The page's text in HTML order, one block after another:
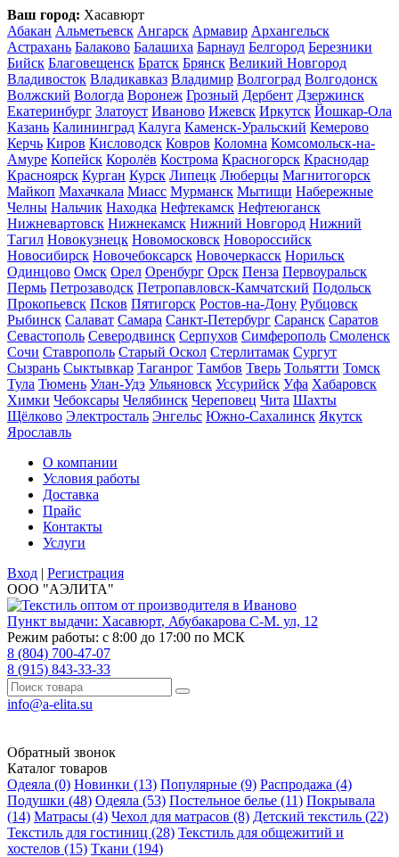
Ваш город: Хасавюрт
Абакан Альметьевск Ангарск Армавир Архангельск
Астрахань Балаково Балашиха Барнаул Белгород Березники
Бийск Благовещенск Братск Брянск Великий Новгород
Владивосток Владикавказ Владимир Волгоград Волгодонск
Волжский Вологда Воронеж Грозный Дербент Дзержинск
Екатеринбург Златоуст Иваново Ижевск Иркутск Йошкар-Ола
Казань Калининград Калуга Каменск-Уральский Кемерово
Керчь Киров Кисловодск Ковров Коломна Комсомольск-на-
Амуре Копейск Королёв Кострома Красногорск Краснодар
Красноярск Курган Курск Липецк Люберцы Магнитогорск
Майкоп Махачкала Миасс Мурманск Мытищи Набережные
Челны Нальчик Находка Нефтекамск Нефтеюганск
Нижневартовск Нижнекамск Нижний Новгород Нижний
Тагил Новокузнецк Новомосковск Новороссийск
Новосибирск Новочебоксарск Новочеркасск Норильск
Одинцово Омск Орел Оренбург Орск Пенза Первоуральск
Пермь Петрозаводск Петропавловск-Камчатский Подольск
Прокопьевск Псков Пятигорск Ростов-на-Дону Рубцовск
Рыбинск Салават Самара Санкт-Петербург Саранск Саратов
Севастополь Северодвинск Серпухов Симферополь Смоленск
Сочи Ставрополь Старый Оскол Стерлитамак Сургут
Сызрань Сыктывкар Таганрог Тамбов Тверь Тольятти Томск
Тула Тюмень Улан-Удэ Ульяновск Уссурийск Уфа Хабаровск
Химки Чебоксары Челябинск Череповец Чита Шахты
Щёлково Электросталь Энгельс Южно-Сахалинск Якутск
Ярославль
О компании
Условия работы
Доставка
Прайс
Контакты
Услуги
Вход | Регистрация
ООО "АЭЛИТА"
Пункт выдачи: Хасавюрт, Абубакарова С-М. ул, 12
Режим работы: с 8:00 до 17:00 по МСК
8 (804) 700-47-07
8 (915) 843-33-33
info@a-elita.su
Обратный звонок
Каталог товаров
Одеяла (0) Новинки (13) Популярные (9) Распродажа (4)
Подушки (48) Одеяла (53) Постельное белье (11) Покрывала
(14) Матрасы (4) Чехол для матрасов (8) Детский текстиль (22)
Текстиль для гостиниц (28) Текстиль для общежитий и
хостелов (15) Ткани (194)